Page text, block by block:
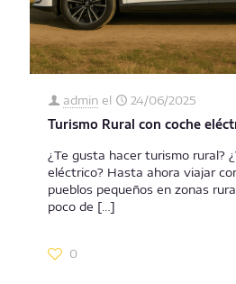
admin el
24/06/2025
Turismo Rural con coche
¿Te gusta hacer turismo rural?
eléctrico? Hasta ahora viajar
pueblos pequeños en zonas
poco de […]
0